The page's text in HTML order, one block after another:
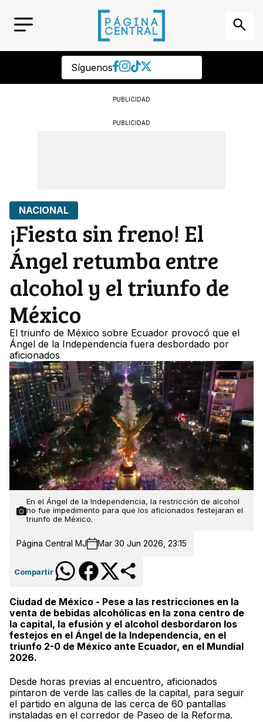
Síguenos
PUBLICIDAD
PUBLICIDAD
NACIONAL
¡Fiesta sin freno! El
Ángel retumba entre
alcohol y el triunfo de
México
El triunfo de México sobre Ecuador provocó que el
Ángel de la Independencia fuera desbordado por
aficionados
En el Ángel de la Independencia, la restricción de alcohol
no fue impedimento para que los aficionados festejaran el
triunfo de México.
Página Central MJ Mar 30 Jun 2026, 23:15
Compartir
Ciudad de México - Pese a las restricciones en la
venta de bebidas alcohólicas en la zona centro de
la capital, la efusión y el alcohol desbordaron los
festejos en el Ángel de la Independencia, en el
triunfo 2-0 de México ante Ecuador, en el Mundial
2026.
Desde horas previas al encuentro, aficionados
pintaron de verde las calles de la capital, para seguir
el partido en alguna de las cerca de 60 pantallas
instaladas en el corredor de Paseo de la Reforma.